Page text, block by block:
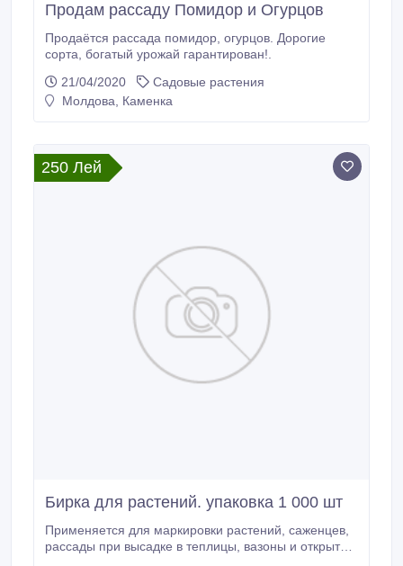
Продам рассаду Помидор и Огурцов
Продаётся рассада помидор, огурцов. Дорогие
сорта, богатый урожай гарантирован!.
21/04/2020
Садовые растения
Молдова, Каменка
250 Лей
Бирка для растений. упаковка 1 000 шт
Применяется для маркировки растений, саженцев,
рассады при высадке в теплицы, вазоны и открытый